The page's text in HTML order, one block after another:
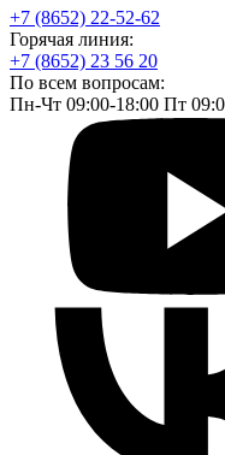
+7 (8652) 22-52-62
Горячая линия:
+7 (8652) 23 56 20
По всем вопросам:
Пн-Чт 09:00-18:00 Пт